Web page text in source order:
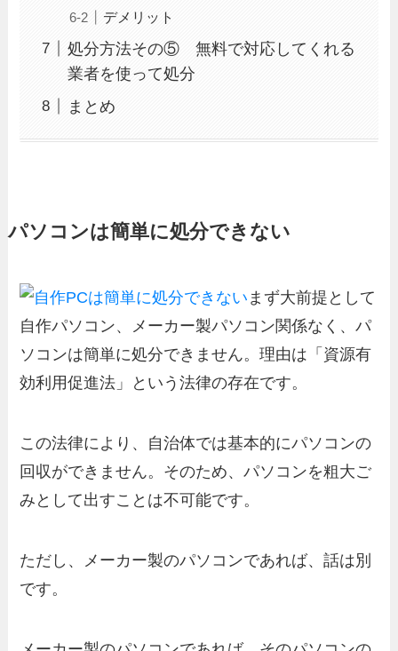
デメリット
処分方法その⑤ 無料で対応してくれる
業者を使って処分
まとめ
パソコンは簡単に処分できない
まず大前提として
自作パソコン、メーカー製パソコン関係なく、パ
ソコンは簡単に処分できません。理由は「資源有
効利用促進法」という法律の存在です。
この法律により、自治体では基本的にパソコンの
回収ができません。そのため、パソコンを粗大ご
みとして出すことは不可能です。
ただし、メーカー製のパソコンであれば、話は別
です。